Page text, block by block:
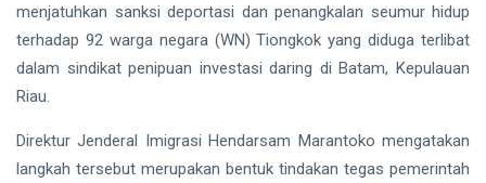
Pekanbaru,
Selidiki
Dugaan
Penganiayaan
INDRAGIRI
HULU
ASN
Tingkatkan
Kinerja dan
06
Aug,
21
views
menjatuhkan sanksi deportasi dan penangkalan seumur hidup
terhadap 92 warga negara (WN) Tiongkok yang diduga terlibat
dalam sindikat penipuan investasi daring di Batam, Kepulauan
Riau.
Direktur Jenderal Imigrasi Hendarsam Marantoko mengatakan
langkah tersebut merupakan bentuk tindakan tegas pemerintah